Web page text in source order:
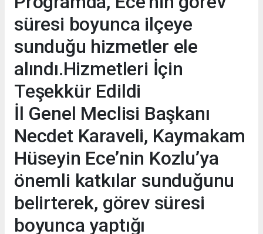
süresi boyunca ilçeye
sunduğu hizmetler ele
alındı.Hizmetleri İçin
Teşekkür Edildi
İl Genel Meclisi Başkanı
Necdet Karaveli, Kaymakam
Hüseyin Ece’nin Kozlu’ya
önemli katkılar sunduğunu
belirterek, görev süresi
boyunca yaptığı